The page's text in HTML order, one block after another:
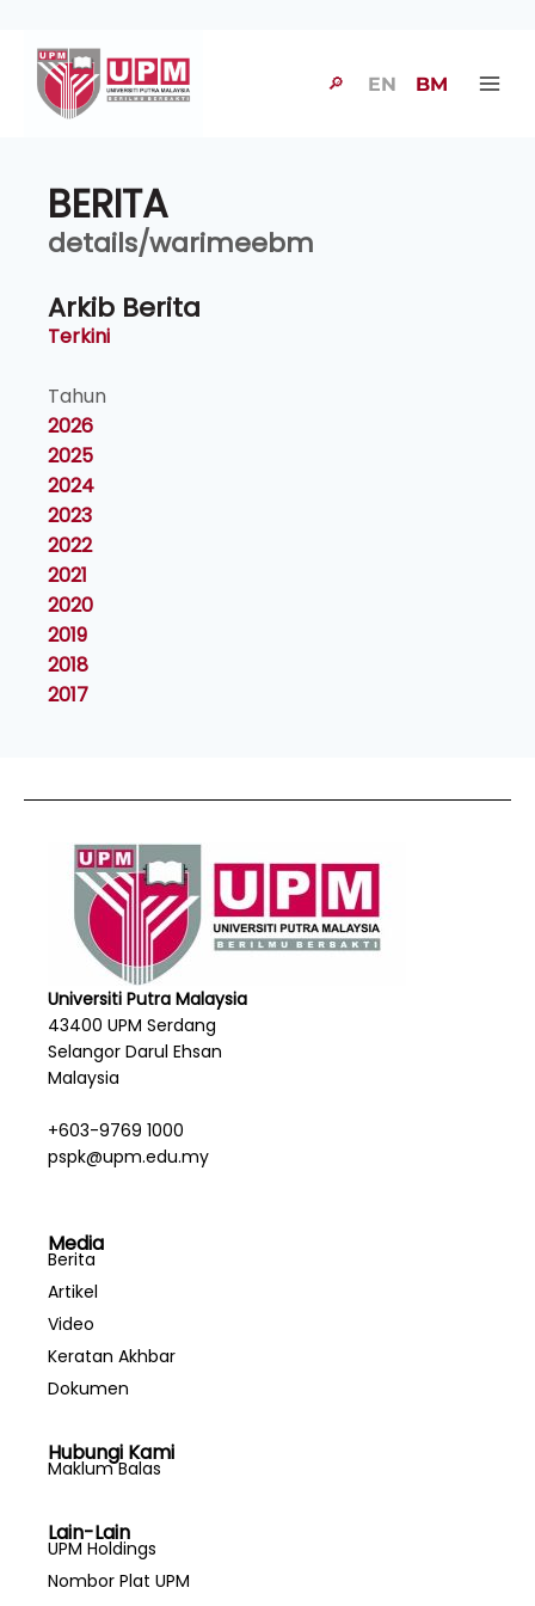
🔎 EN BM
BERITA
details/warimeebm
Arkib Berita
Terkini
Tahun
2026
2025
2024
2023
2022
2021
2020
2019
2018
2017
Universiti Putra Malaysia
43400 UPM Serdang
Selangor Darul Ehsan
Malaysia
+603-9769 1000
pspk@upm.edu.my
Media
Berita
Artikel
Video
Keratan Akhbar
Dokumen
Hubungi Kami
Maklum Balas
Lain-Lain
UPM Holdings
Nombor Plat UPM